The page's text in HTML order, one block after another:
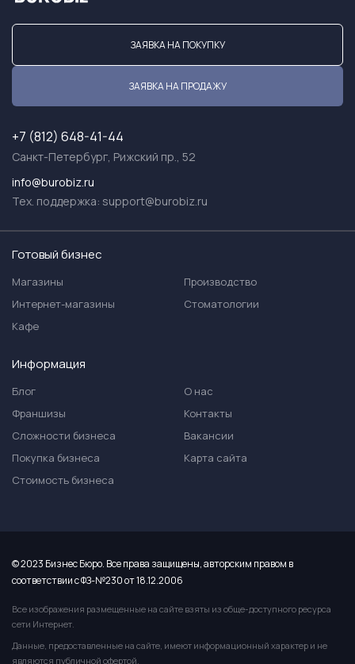
ЗАЯВКА НА ПОКУПКУ
ЗАЯВКА НА ПРОДАЖУ
+7 (812) 648-41-44
Санкт-Петербург, Рижский пр., 52
info@burobiz.ru
Тех. поддержка: support@burobiz.ru
Готовый бизнес
Магазины
Интернет-магазины
Кафе
Производство
Стоматологии
Информация
Блог
Франшизы
Сложности бизнеса
Покупка бизнеса
Стоимость бизнеса
О нас
Контакты
Вакансии
Карта сайта
© 2023 Бизнес Бюро. Все права защищены, авторским правом в
соответствии с ФЗ-№230 от 18.12.2006
Все изображения размещенные на сайте взяты из обще-доступного ресурса
сети Интернет.
Данные, предоставленные на сайте, имеют информационный характер и не
являются публичной офертой.